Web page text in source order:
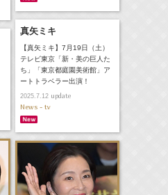
真矢ミキ
【真矢ミキ】7月19日（土）
テレビ東京「新・美の巨人た
ち」「東京都庭園美術館」ア
ートトラベラー出演！
2025.7.12update
News - tv